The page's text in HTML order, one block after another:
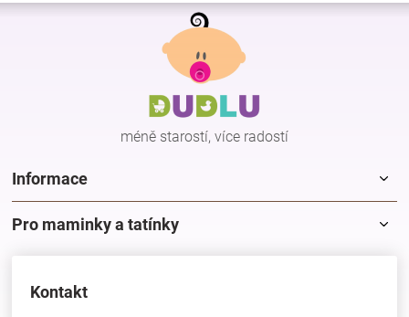
Z
méně starostí, více radostí
Informace
Pro maminky a tatínky
Kontakt